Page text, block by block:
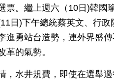
票。繼上週六（10日)韓國
日)下午總統蔡英文、行
進勇站台造勢，連外界盛
革的氣勢。
，水井規費，即使在選舉